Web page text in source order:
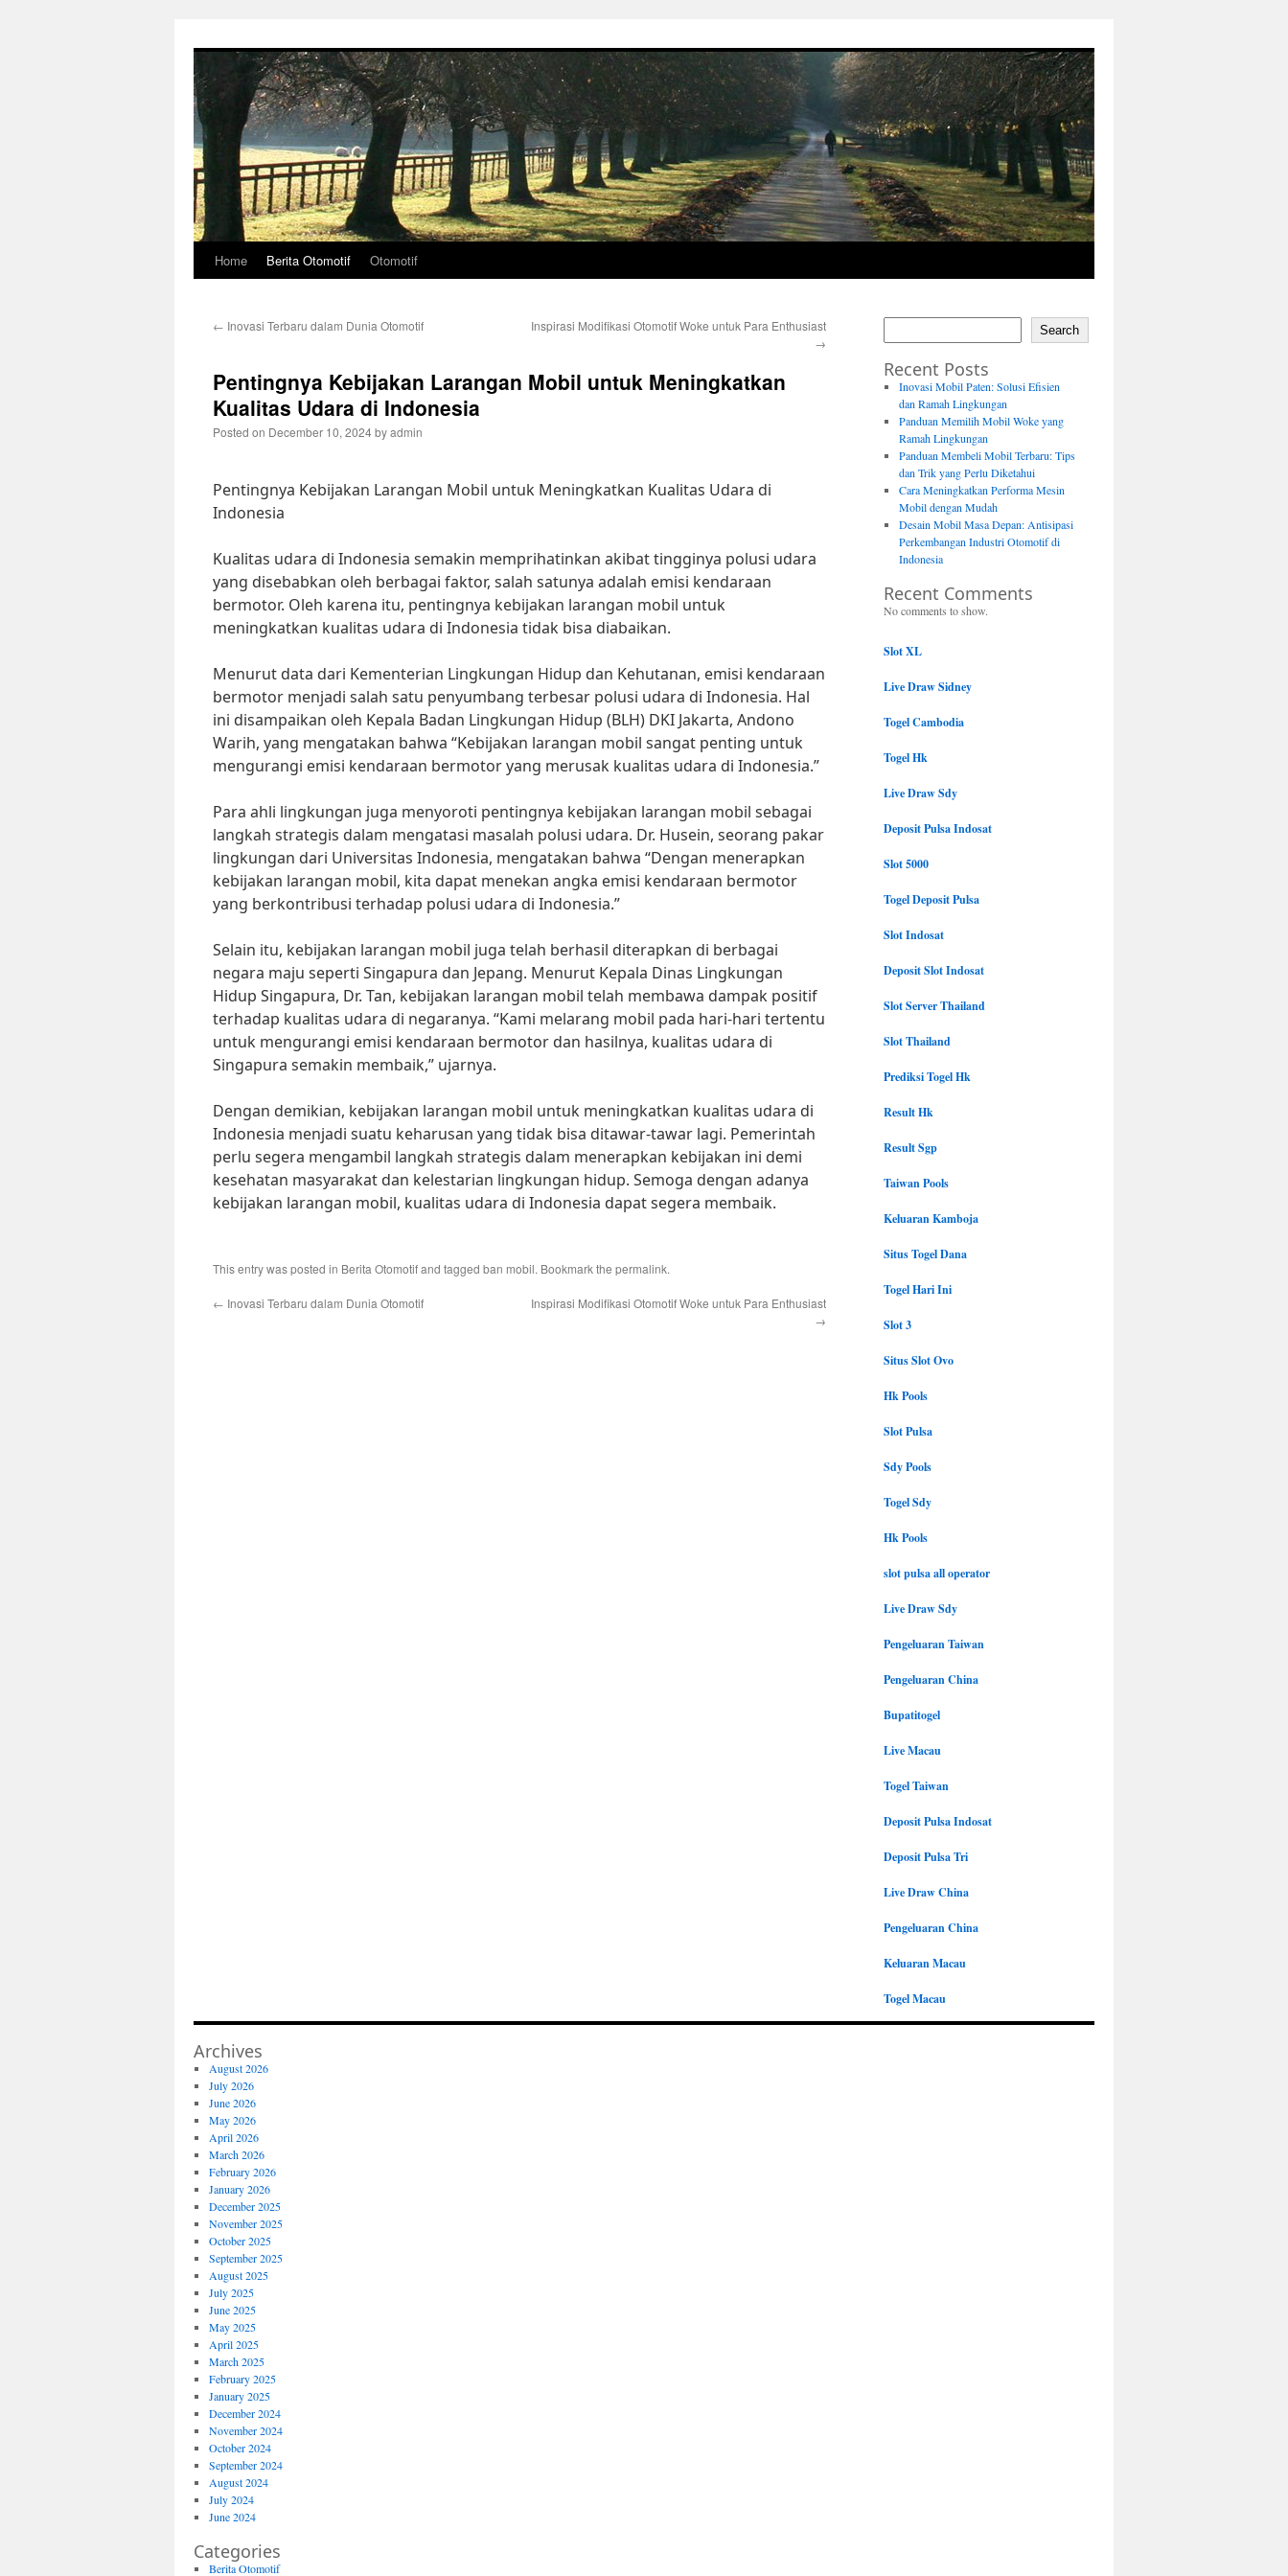
Home Berita Otomotif Otomotif
← Inovasi Terbaru dalam Dunia Otomotif
Inspirasi Modifikasi Otomotif Woke untuk Para Enthusiast
→
Pentingnya Kebijakan Larangan Mobil untuk Meningkatkan
Kualitas Udara di Indonesia
Posted on December 10, 2024byadmin
Pentingnya Kebijakan Larangan Mobil untuk Meningkatkan Kualitas Udara di
Indonesia
Kualitas udara di Indonesia semakin memprihatinkan akibat tingginya polusi udara
yang disebabkan oleh berbagai faktor, salah satunya adalah emisi kendaraan
bermotor. Oleh karena itu, pentingnya kebijakan larangan mobil untuk
meningkatkan kualitas udara di Indonesia tidak bisa diabaikan.
Menurut data dari Kementerian Lingkungan Hidup dan Kehutanan, emisi kendaraan
bermotor menjadi salah satu penyumbang terbesar polusi udara di Indonesia. Hal
ini disampaikan oleh Kepala Badan Lingkungan Hidup (BLH) DKI Jakarta, Andono
Warih, yang mengatakan bahwa “Kebijakan larangan mobil sangat penting untuk
mengurangi emisi kendaraan bermotor yang merusak kualitas udara di Indonesia.”
Para ahli lingkungan juga menyoroti pentingnya kebijakan larangan mobil sebagai
langkah strategis dalam mengatasi masalah polusi udara. Dr. Husein, seorang pakar
lingkungan dari Universitas Indonesia, mengatakan bahwa “Dengan menerapkan
kebijakan larangan mobil, kita dapat menekan angka emisi kendaraan bermotor
yang berkontribusi terhadap polusi udara di Indonesia.”
Selain itu, kebijakan larangan mobil juga telah berhasil diterapkan di berbagai
negara maju seperti Singapura dan Jepang. Menurut Kepala Dinas Lingkungan
Hidup Singapura, Dr. Tan, kebijakan larangan mobil telah membawa dampak positif
terhadap kualitas udara di negaranya. “Kami melarang mobil pada hari-hari tertentu
untuk mengurangi emisi kendaraan bermotor dan hasilnya, kualitas udara di
Singapura semakin membaik,” ujarnya.
Dengan demikian, kebijakan larangan mobil untuk meningkatkan kualitas udara di
Indonesia menjadi suatu keharusan yang tidak bisa ditawar-tawar lagi. Pemerintah
perlu segera mengambil langkah strategis dalam menerapkan kebijakan ini demi
kesehatan masyarakat dan kelestarian lingkungan hidup. Semoga dengan adanya
kebijakan larangan mobil, kualitas udara di Indonesia dapat segera membaik.
This entry was posted in Berita Otomotifand tagged ban mobil. Bookmark the permalink.
← Inovasi Terbaru dalam Dunia Otomotif
Inspirasi Modifikasi Otomotif Woke untuk Para Enthusiast
→
Search
Recent Posts
Inovasi Mobil Paten: Solusi Efisien
dan Ramah Lingkungan
Panduan Memilih Mobil Woke yang
Ramah Lingkungan
Panduan Membeli Mobil Terbaru: Tips
dan Trik yang Perlu Diketahui
Cara Meningkatkan Performa Mesin
Mobil dengan Mudah
Desain Mobil Masa Depan: Antisipasi
Perkembangan Industri Otomotif di
Indonesia
Recent Comments
No comments to show.
Slot XL
Live Draw Sidney
Togel Cambodia
Togel Hk
Live Draw Sdy
Deposit Pulsa Indosat
Slot 5000
Togel Deposit Pulsa
Slot Indosat
Deposit Slot Indosat
Slot Server Thailand
Slot Thailand
Prediksi Togel Hk
Result Hk
Result Sgp
Taiwan Pools
Keluaran Kamboja
Situs Togel Dana
Togel Hari Ini
Slot 3
Situs Slot Ovo
Hk Pools
Slot Pulsa
Sdy Pools
Togel Sdy
Hk Pools
slot pulsa all operator
Live Draw Sdy
Pengeluaran Taiwan
Pengeluaran China
Bupatitogel
Live Macau
Togel Taiwan
Deposit Pulsa Indosat
Deposit Pulsa Tri
Live Draw China
Pengeluaran China
Keluaran Macau
Togel Macau
Archives
August 2026
July 2026
June 2026
May 2026
April 2026
March 2026
February 2026
January 2026
December 2025
November 2025
October 2025
September 2025
August 2025
July 2025
June 2025
May 2025
April 2025
March 2025
February 2025
January 2025
December 2024
November 2024
October 2024
September 2024
August 2024
July 2024
June 2024
Categories
Berita Otomotif